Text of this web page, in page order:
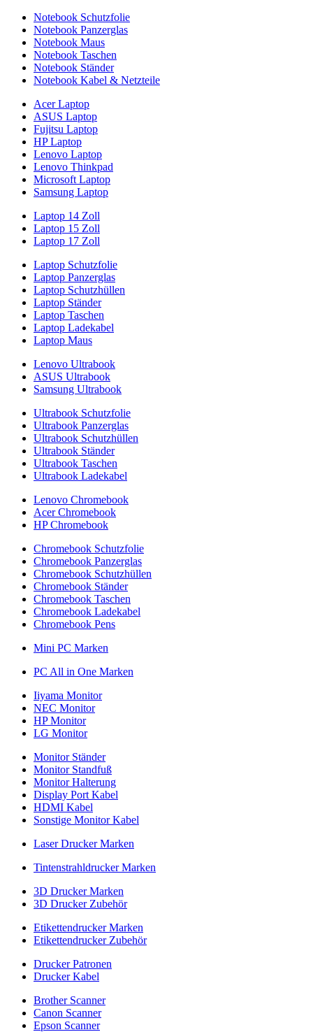
Notebook Schutzfolie
Notebook Panzerglas
Notebook Maus
Notebook Taschen
Notebook Ständer
Notebook Kabel & Netzteile
Acer Laptop
ASUS Laptop
Fujitsu Laptop
HP Laptop
Lenovo Laptop
Lenovo Thinkpad
Microsoft Laptop
Samsung Laptop
Laptop 14 Zoll
Laptop 15 Zoll
Laptop 17 Zoll
Laptop Schutzfolie
Laptop Panzerglas
Laptop Schutzhüllen
Laptop Ständer
Laptop Taschen
Laptop Ladekabel
Laptop Maus
Lenovo Ultrabook
ASUS Ultrabook
Samsung Ultrabook
Ultrabook Schutzfolie
Ultrabook Panzerglas
Ultrabook Schutzhüllen
Ultrabook Ständer
Ultrabook Taschen
Ultrabook Ladekabel
Lenovo Chromebook
Acer Chromebook
HP Chromebook
Chromebook Schutzfolie
Chromebook Panzerglas
Chromebook Schutzhüllen
Chromebook Ständer
Chromebook Taschen
Chromebook Ladekabel
Chromebook Pens
Mini PC Marken
PC All in One Marken
Iiyama Monitor
NEC Monitor
HP Monitor
LG Monitor
Monitor Ständer
Monitor Standfuß
Monitor Halterung
Display Port Kabel
HDMI Kabel
Sonstige Monitor Kabel
Laser Drucker Marken
Tintenstrahldrucker Marken
3D Drucker Marken
3D Drucker Zubehör
Etikettendrucker Marken
Etikettendrucker Zubehör
Drucker Patronen
Drucker Kabel
Brother Scanner
Canon Scanner
Epson Scanner